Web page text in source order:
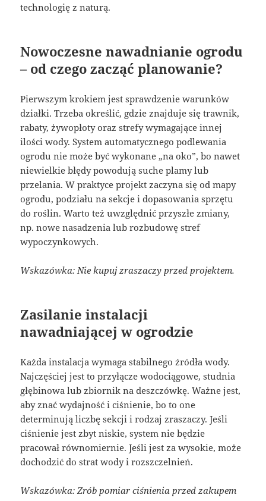
technologię z naturą.
Nowoczesne nawadnianie ogrodu
– od czego zacząć planowanie?
Pierwszym krokiem jest sprawdzenie warunków
działki. Trzeba określić, gdzie znajduje się trawnik,
rabaty, żywopłoty oraz strefy wymagające innej
ilości wody. System automatycznego podlewania
ogrodu nie może być wykonane „na oko”, bo nawet
niewielkie błędy powodują suche plamy lub
przelania. W praktyce projekt zaczyna się od mapy
ogrodu, podziału na sekcje i dopasowania sprzętu
do roślin. Warto też uwzględnić przyszłe zmiany,
np. nowe nasadzenia lub rozbudowę stref
wypoczynkowych.
Wskazówka: Nie kupuj zraszaczy przed projektem.
Zasilanie instalacji
nawadniającej w ogrodzie
Każda instalacja wymaga stabilnego źródła wody.
Najczęściej jest to przyłącze wodociągowe, studnia
głębinowa lub zbiornik na deszczówkę. Ważne jest,
aby znać wydajność i ciśnienie, bo to one
determinują liczbę sekcji i rodzaj zraszaczy. Jeśli
ciśnienie jest zbyt niskie, system nie będzie
pracował równomiernie. Jeśli jest za wysokie, może
dochodzić do strat wody i rozszczelnień.
Wskazówka: Zrób pomiar ciśnienia przed zakupem